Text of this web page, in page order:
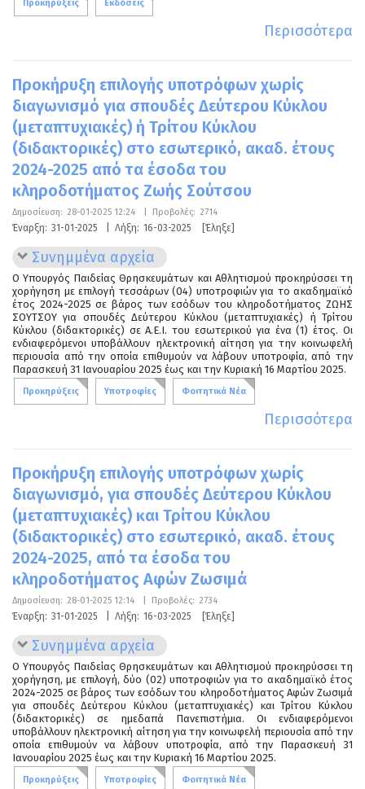
Προκηρύξεις Εκδόσεις
Περισσότερα
Προκήρυξη επιλογής υποτρόφων χωρίς
διαγωνισμό για σπουδές Δεύτερου Κύκλου
(μεταπτυχιακές) ή Τρίτου Κύκλου
(διδακτορικές) στο εσωτερικό, ακαδ. έτους
2024-2025 από τα έσοδα του
κληροδοτήματος Ζωής Σούτσου
Δημοσίευση: 28-01-2025 12:24 Προβολές: 2714
Έναρξη: 31-01-2025 Λήξη: 16-03-2025 [Έληξε]
Συνημμένα αρχεία
Ο Υπουργός Παιδείας Θρησκευμάτων και Αθλητισμού προκηρύσσει τη
χορήγηση με επιλογή τεσσάρων (04) υποτροφιών για το ακαδημαϊκό
έτος 2024-2025 σε βάρος των εσόδων του κληροδοτήματος ΖΩΗΣ
ΣΟΥΤΣΟΥ για σπουδές Δεύτερου Κύκλου (μεταπτυχιακές) ή Τρίτου
Κύκλου (διδακτορικές) σε Α.Ε.Ι. του εσωτερικού για ένα (1) έτος. Οι
ενδιαφερόμενοι υποβάλλουν ηλεκτρονική αίτηση για την κοινωφελή
περιουσία από την οποία επιθυμούν να λάβουν υποτροφία, από την
Παρασκευή 31 Ιανουαρίου 2025 έως και την Κυριακή 16 Μαρτίου 2025.
Προκηρύξεις Υποτροφίες Φοιτητικά Νέα
Περισσότερα
Προκήρυξη επιλογής υποτρόφων χωρίς
διαγωνισμό, για σπουδές Δεύτερου Κύκλου
(μεταπτυχιακές) και Τρίτου Κύκλου
(διδακτορικές) στο εσωτερικό, ακαδ. έτους
2024-2025, από τα έσοδα του
κληροδοτήματος Αφών Ζωσιμά
Δημοσίευση: 28-01-2025 12:14 Προβολές: 2734
Έναρξη: 31-01-2025 Λήξη: 16-03-2025 [Έληξε]
Συνημμένα αρχεία
Ο Υπουργός Παιδείας Θρησκευμάτων και Αθλητισμού προκηρύσσει τη
χορήγηση, με επιλογή, δύο (02) υποτροφιών για το ακαδημαϊκό έτος
2024-2025 σε βάρος των εσόδων του κληροδοτήματος Αφών Ζωσιμά
για σπουδές Δεύτερου Κύκλου (μεταπτυχιακές) και Τρίτου Κύκλου
(διδακτορικές) σε ημεδαπά Πανεπιστήμια. Οι ενδιαφερόμενοι
υποβάλλουν ηλεκτρονική αίτηση για την κοινωφελή περιουσία από την
οποία επιθυμούν να λάβουν υποτροφία, από την Παρασκευή 31
Ιανουαρίου 2025 έως και την Κυριακή 16 Μαρτίου 2025.
Προκηρύξεις Υποτροφίες Φοιτητικά Νέα